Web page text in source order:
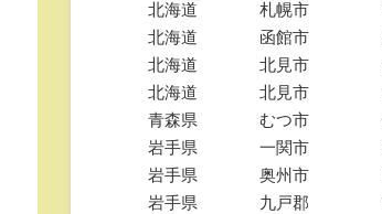
北海道
札幌市
北海道
函館市
北海道
北見市
北海道
北見市
青森県
むつ市
岩手県
一関市
岩手県
奥州市
岩手県
九戸郡